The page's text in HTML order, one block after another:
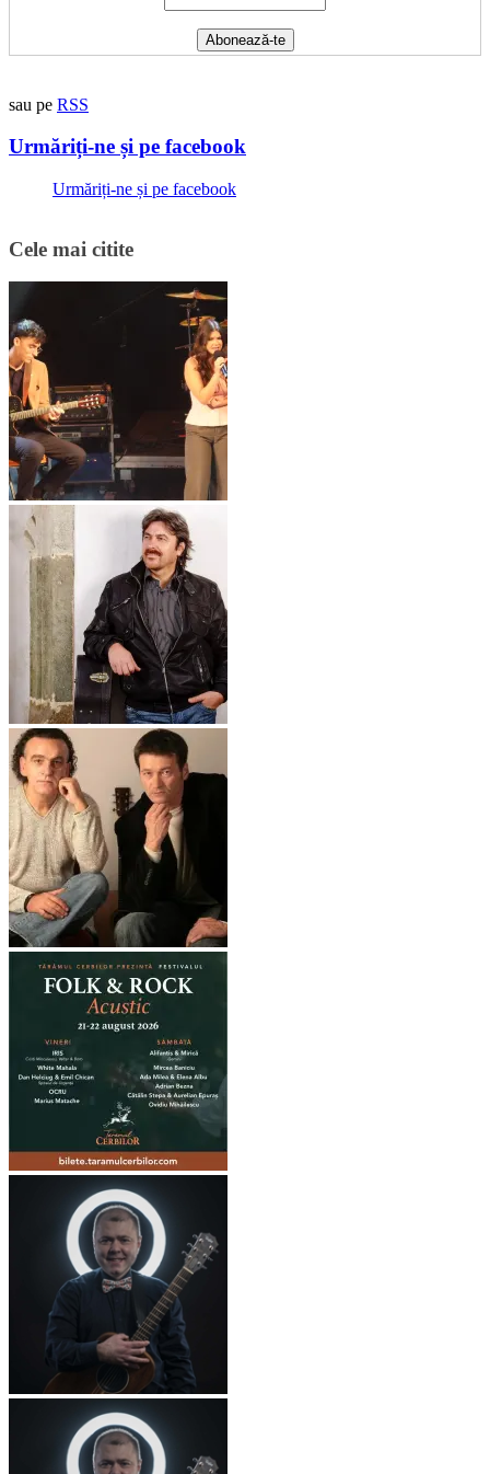
sau pe RSS
Urmăriți-ne și pe facebook
Urmăriți-ne și pe facebook
Cele mai citite